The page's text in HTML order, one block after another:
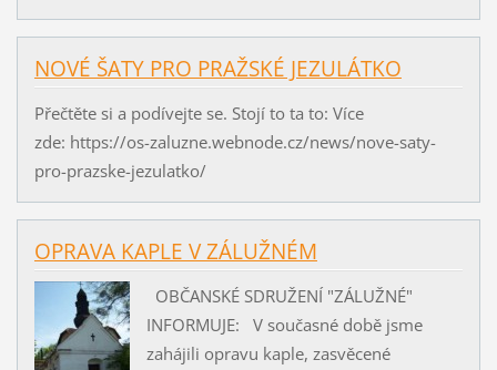
NOVÉ ŠATY PRO PRAŽSKÉ JEZULÁTKO
Přečtěte si a podívejte se. Stojí to ta to: Více
zde: https://os-zaluzne.webnode.cz/news/nove-saty-
pro-prazske-jezulatko/
OPRAVA KAPLE V ZÁLUŽNÉM
OBČANSKÉ SDRUŽENÍ "ZÁLUŽNÉ"
INFORMUJE: V současné době jsme
zahájili opravu kaple, zasvěcené